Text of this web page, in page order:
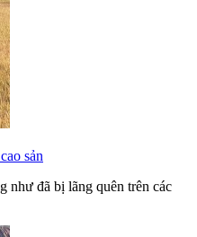
sản
như đã bị lãng quên trên các